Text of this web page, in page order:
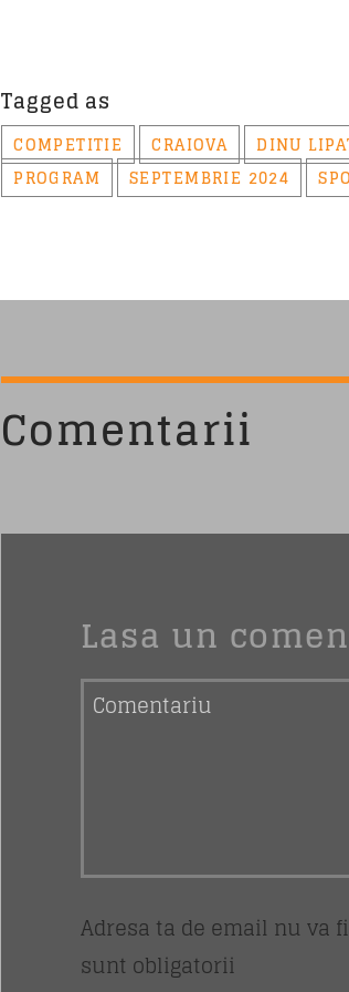
Tagged as
COMPETITIE CRAIOVA DINU
PROGRAM
SEPTEMBRIE 2024
Comentarii
Lasa un
Adresa ta de email nu va
sunt obligatorii